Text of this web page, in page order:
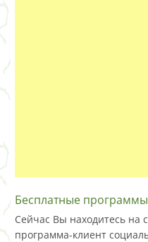
Бесплатные программы
Сейчас Вы находитесь на
программа-клиент